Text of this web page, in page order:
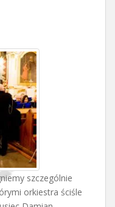
szczególnie
orkiestra ściśle